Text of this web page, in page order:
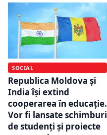
SOCIAL
Republica Moldova și
India își extind
cooperarea în educație.
Vor fi lansate schimburi
de studenți și proiecte